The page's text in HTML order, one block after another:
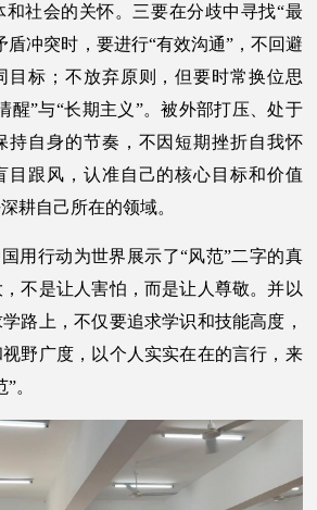
和社会的关怀。三要在分歧中寻找“最
盾冲突时，要进行“有效沟通”，不回避
目标；不放弃原则，但要时常换位思
醒”与“长期主义”。被外部打压、处于
持自身的节奏，不因短期挫折自我怀
目跟风，认准自己的核心目标和价值
耕自己所在的领域。
用行动为世界展示了“风范”二字的真
不是让人害怕，而是让人尊敬。并以
路上，不仅要追求学识和技能高度，
野广度，以个人实实在在的言行，来
。